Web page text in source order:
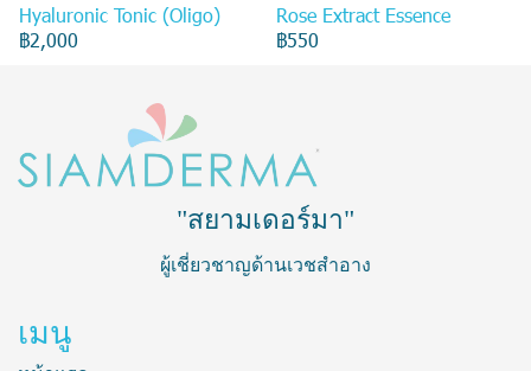
Hyaluronic Tonic (Oligo)
฿2,000
Rose Extract Essence
฿550
"สยามเดอร์มา"
ผู้เชี่ยวชาญด้านเวชสำอาง
เมนู